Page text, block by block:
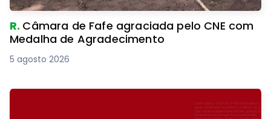
R. Câmara de Fafe agraciada pelo CNE com
Medalha de Agradecimento
5 agosto 2026